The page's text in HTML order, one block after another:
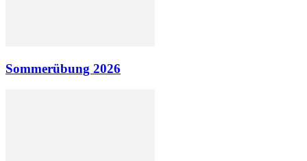
Sommerübung 2026